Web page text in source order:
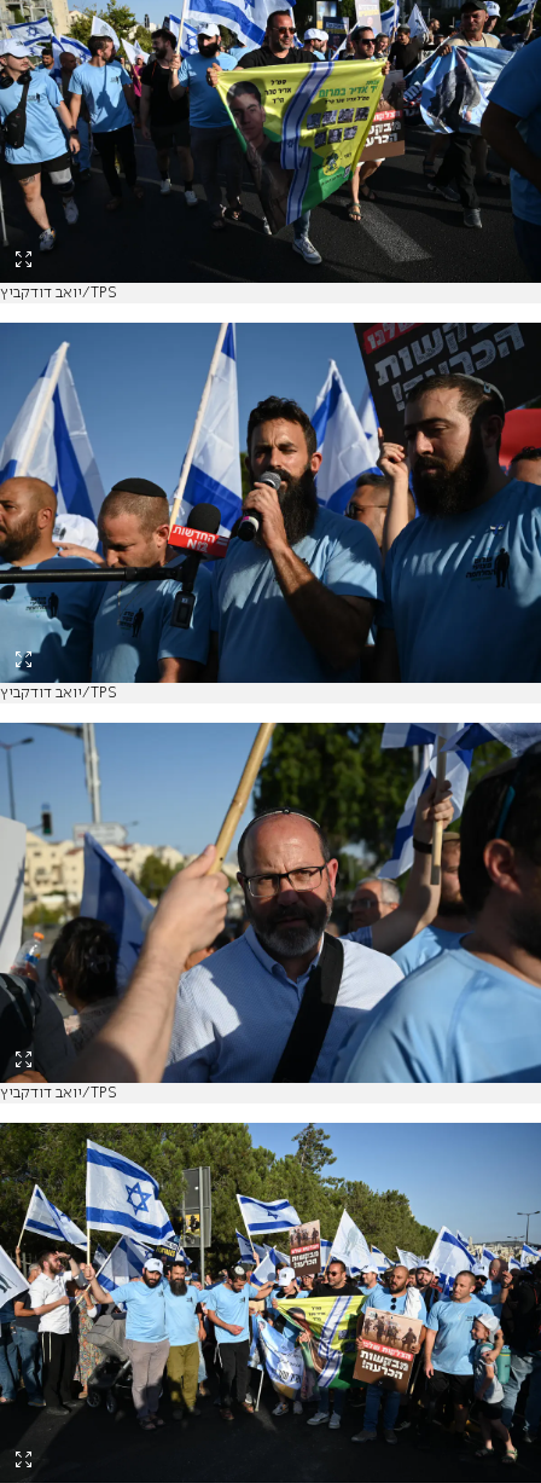
יואב דודקביץ/TPS
יואב דודקביץ/TPS
יואב דודקביץ/TPS